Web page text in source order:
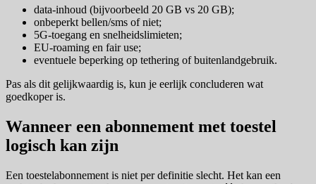
data-inhoud (bijvoorbeeld 20 GB vs 20 GB);
onbeperkt bellen/sms of niet;
5G-toegang en snelheidslimieten;
EU-roaming en fair use;
eventuele beperking op tethering of buitenlandgebruik.
Pas als dit gelijkwaardig is, kun je eerlijk concluderen wat
goedkoper is.
Wanneer een abonnement met toestel
logisch kan zijn
Een toestelabonnement is niet per definitie slecht. Het kan een